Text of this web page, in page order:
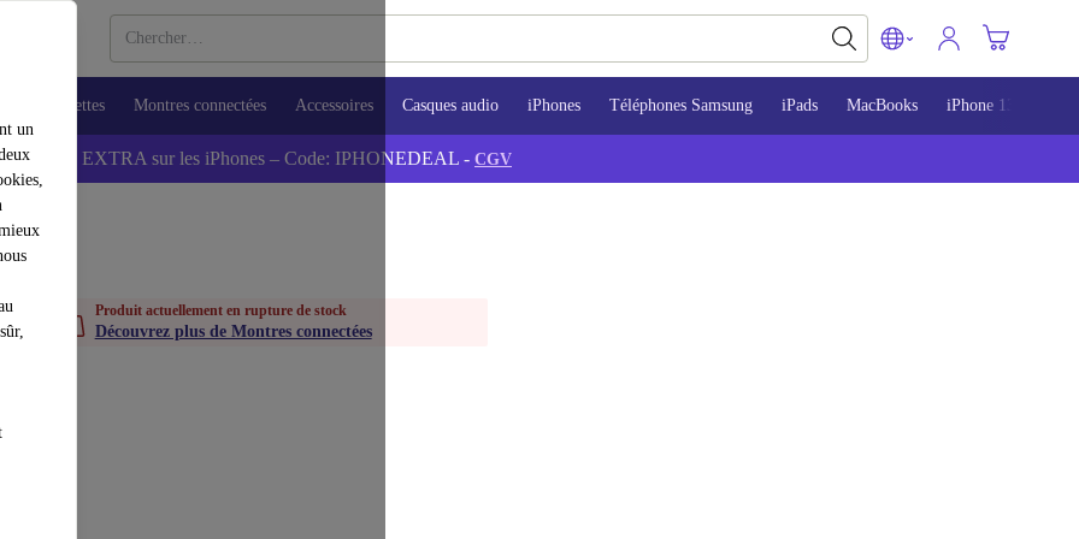
un
Tablettes Montres connectées Accessoires Casques audio iPhones Téléphones Samsung iPads MacBooks iPhone 13
💰-5% EXTRA sur les iPhones – Code: IPHONEDEAL - CGV
Produit actuellement en rupture de stock
Découvrez plus de Montres connectées